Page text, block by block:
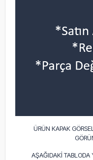
ÜRÜN KAPAK
AŞAĞIDAKİ TABLODA